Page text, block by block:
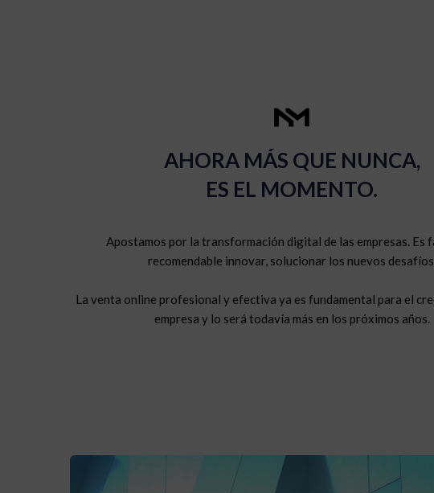
AHORA MÁS QUE NUNCA,
ES EL MOMENTO.
Apostamos por la transformación digital de las empresas. Es
recomendable innovar, solucionar los nuevos
La venta online profesional y efectiva ya es fundamental para el
empresa y lo será todavía más en los próximos años.